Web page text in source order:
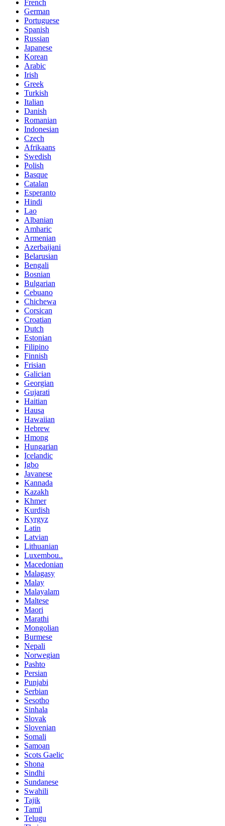
French
German
Portuguese
Spanish
Russian
Japanese
Korean
Arabic
Irish
Greek
Turkish
Italian
Danish
Romanian
Indonesian
Czech
Afrikaans
Swedish
Polish
Basque
Catalan
Esperanto
Hindi
Lao
Albanian
Amharic
Armenian
Azerbaijani
Belarusian
Bengali
Bosnian
Bulgarian
Cebuano
Chichewa
Corsican
Croatian
Dutch
Estonian
Filipino
Finnish
Frisian
Galician
Georgian
Gujarati
Haitian
Hausa
Hawaiian
Hebrew
Hmong
Hungarian
Icelandic
Igbo
Javanese
Kannada
Kazakh
Khmer
Kurdish
Kyrgyz
Latin
Latvian
Lithuanian
Luxembou..
Macedonian
Malagasy
Malay
Malayalam
Maltese
Maori
Marathi
Mongolian
Burmese
Nepali
Norwegian
Pashto
Persian
Punjabi
Serbian
Sesotho
Sinhala
Slovak
Slovenian
Somali
Samoan
Scots Gaelic
Shona
Sindhi
Sundanese
Swahili
Tajik
Tamil
Telugu